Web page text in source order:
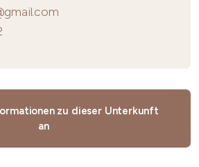
zu dieser Unterkunft
an